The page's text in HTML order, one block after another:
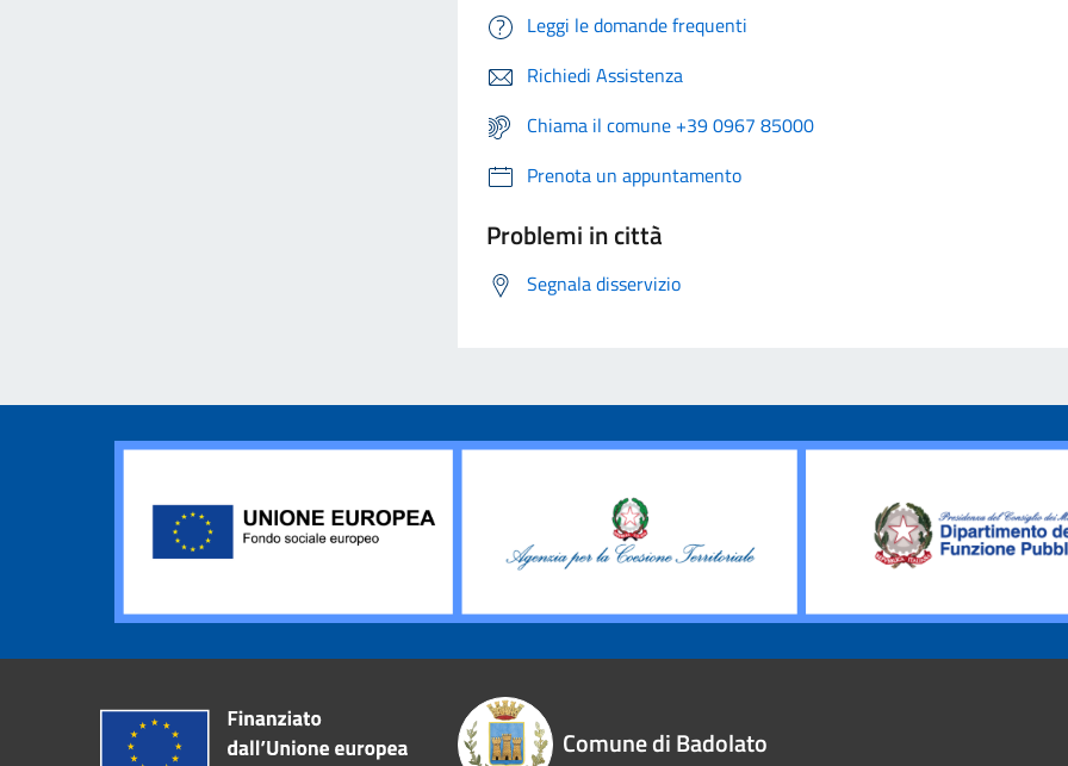
Leggi le domande frequenti
Richiedi Assistenza
Chiama il comune +39 0967 85000
Prenota un appuntamento
Problemi in città
Segnala disservizio
Comune di Badolato